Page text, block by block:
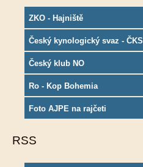
ZKO - Hajniště
Český kynologický svaz - ČKS
Český klub NO
Ro - Kop Bohemia
Foto AJPE na rajčeti
RSS